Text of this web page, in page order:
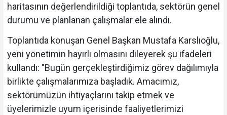
haritasının değerlendirildiği toplantıda, sektörün genel
durumu ve planlanan çalışmalar ele alındı.
Toplantıda konuşan Genel Başkan Mustafa Karslıoğlu,
yeni yönetimin hayırlı olmasını dileyerek şu ifadeleri
kullandı: "Bugün gerçekleştirdiğimiz görev dağılımıyla
birlikte çalışmalarımıza başladık. Amacımız,
sektörümüzün ihtiyaçlarını takip etmek ve
üyelerimizle uyum içerisinde faaliyetlerimizi